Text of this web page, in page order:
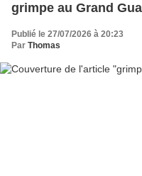
grimpe au Grand
Publié le 27/07/2026 à 20:23
Par Thomas